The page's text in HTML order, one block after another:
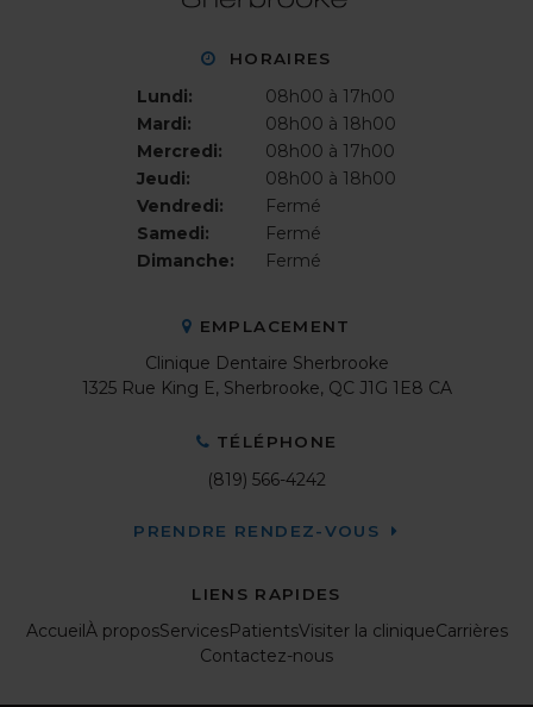
HORAIRES
Lundi:
08h00 à 17h00
Mardi:
08h00 à 18h00
Mercredi:
08h00 à 17h00
Jeudi:
08h00 à 18h00
Vendredi:
Fermé
Samedi:
Fermé
Dimanche:
Fermé
EMPLACEMENT
Clinique Dentaire Sherbrooke
1325 Rue King E Sherbrooke QC J1G 1E8 CA
TÉLÉPHONE
(819) 566-4242
PRENDRE RENDEZ-VOUS
LIENS RAPIDES
Accueil À proposServicesPatientsVisiter la cliniqueCarrières
Contactez-nous